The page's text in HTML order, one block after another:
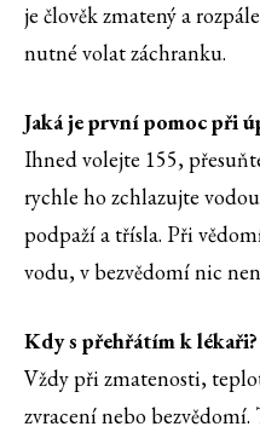
je člověk zmatený a
nutné volat záchranku.
Jaká je první pomoc při
Ihned volejte 155,
rychle ho zchlazujte
podpaží a třísla. Při
vodu, v bezvědomí nic
Kdy s přehřátím k lékaři?
Vždy při zmatenosti,
zvracení nebo bezvědomí.